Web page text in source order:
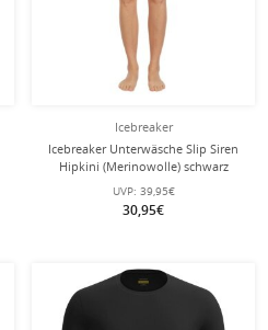
Icebreaker
Icebreaker Unterwäsche Slip Siren
Hipkini (Merinowolle) schwarz
Damen
UVP: 39,95€
30,95€